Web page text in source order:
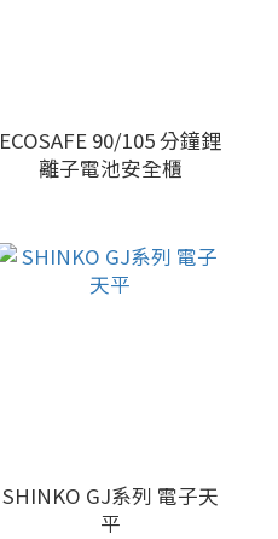
ECOSAFE 90/105 分鐘鋰
離子電池安全櫃
SHINKO GJ系列 電子天
平